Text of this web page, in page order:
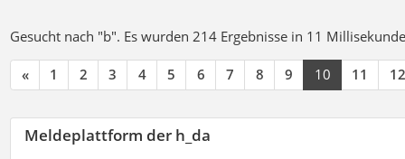
Gesucht nach "b". Es wurden 214 Ergebnisse in 11
« 1 2 3 4 5 6 7 8 9 10 11 12
Meldeplattform der h_da